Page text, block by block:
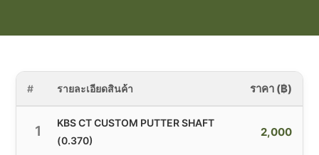
# รายละเอียดสินค้า ราคา (฿)
1
KBS CT CUSTOM PUTTER SHAFT
(0.370)
2,000